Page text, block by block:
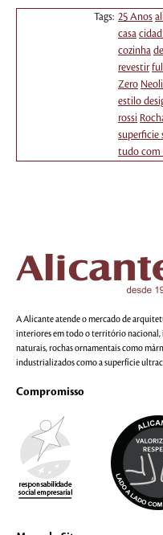
Tags: 25 Anos
casa
cozinha
revestir
Zero
estilo
rossi
superficie
tudo com
A Alicante atende o mercado de
interiores em todo o território
naturais, rochas ornamentais como
industrializados como a superfície
Compromisso